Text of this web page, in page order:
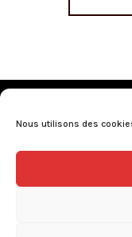
Nous utilisons des
Conditions
L’abus d’alcool